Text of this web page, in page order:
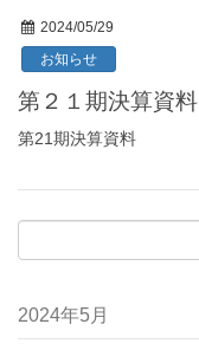
2024/05/29
お知らせ
第２１期決算資料
第21期決算資料
2024年5月